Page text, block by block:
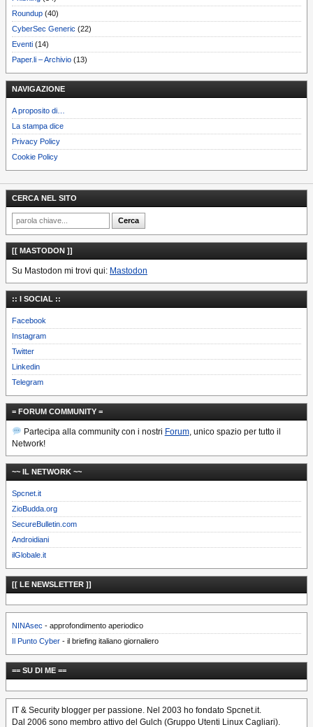
Roundup (40)
CyberSec Generic (22)
Eventi (14)
Paper.li – Archivio (13)
NAVIGAZIONE
A proposito di…
La stampa dice
Privacy Policy
Cookie Policy
CERCA NEL SITO
[[ MASTODON ]]
Su Mastodon mi trovi qui: Mastodon
:: I SOCIAL ::
Facebook
Instagram
Twitter
Linkedin
Telegram
= FORUM COMMUNITY =
Partecipa alla community con i nostri Forum, unico spazio per tutto il
Network!
~~ IL NETWORK ~~
Spcnet.it
ZioBudda.org
SecureBulletin.com
Androidiani
ilGlobale.it
[[ LE NEWSLETTER ]]
NINAsec - approfondimento aperiodico
Il Punto Cyber - il briefing italiano giornaliero
== SU DI ME ==
IT & Security blogger per passione. Nel 2003 ho fondato Spcnet.it.
Dal 2006 sono membro attivo del Gulch (Gruppo Utenti Linux Cagliari).